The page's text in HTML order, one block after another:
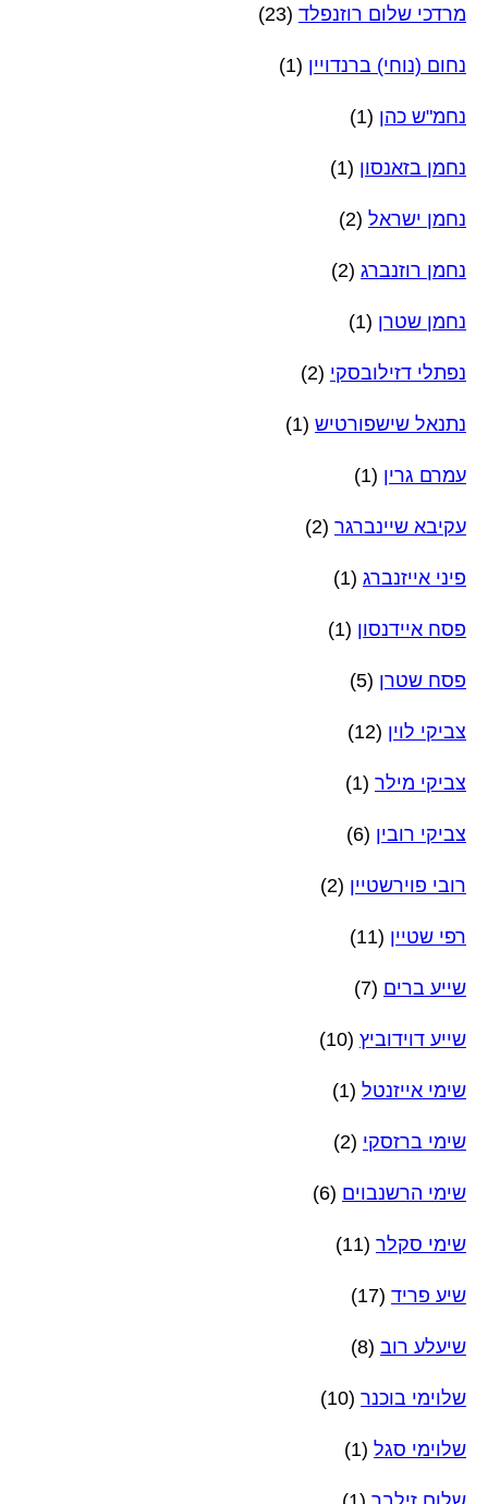
מרדכי שלום רוזנפלד (23)
נחום (נוחי) ברנדויין (1)
נחמ"ש כהן (1)
נחמן בזאנסון (1)
נחמן ישראל (2)
נחמן רוזנברג (2)
נחמן שטרן (1)
נפתלי דזילובסקי (2)
נתנאל שישפורטיש (1)
עמרם גרין (1)
עקיבא שיינברגר (2)
פיני אייזנברג (1)
פסח איידנסון (1)
פסח שטרן (5)
צביקי לוין (12)
צביקי מילר (1)
צביקי רובין (6)
רובי פוירשטיין (2)
רפי שטיין (11)
שייע ברים (7)
שייע דוידוביץ (10)
שימי אייזנטל (1)
שימי ברזסקי (2)
שימי הרשנבוים (6)
שימי סקלר (11)
שיע פריד (17)
שיעלע רוב (8)
שלוימי בוכנר (10)
שלוימי סגל (1)